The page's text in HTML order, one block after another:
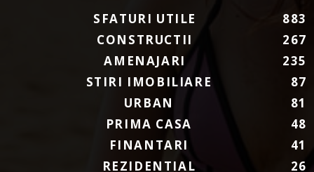
SFATURI UTILE
883
CONSTRUCTII
267
AMENAJARI
235
STIRI IMOBILIARE
87
URBAN
81
PRIMA CASA
48
FINANTARI
41
REZIDENTIAL
26